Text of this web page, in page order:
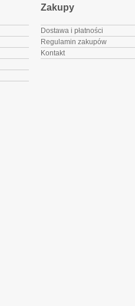
Zakupy
Dostawa i płatności
Regulamin zakupów
Kontakt